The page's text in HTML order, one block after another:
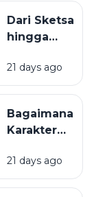
Melekat di
Ingatan?
Dari Sketsa
hingga
Lebar:
Bagaimana
Animasi
Diproduksi?
21 days ago
Bagaimana
Karakter
Dibuat
hingga
21 days ago